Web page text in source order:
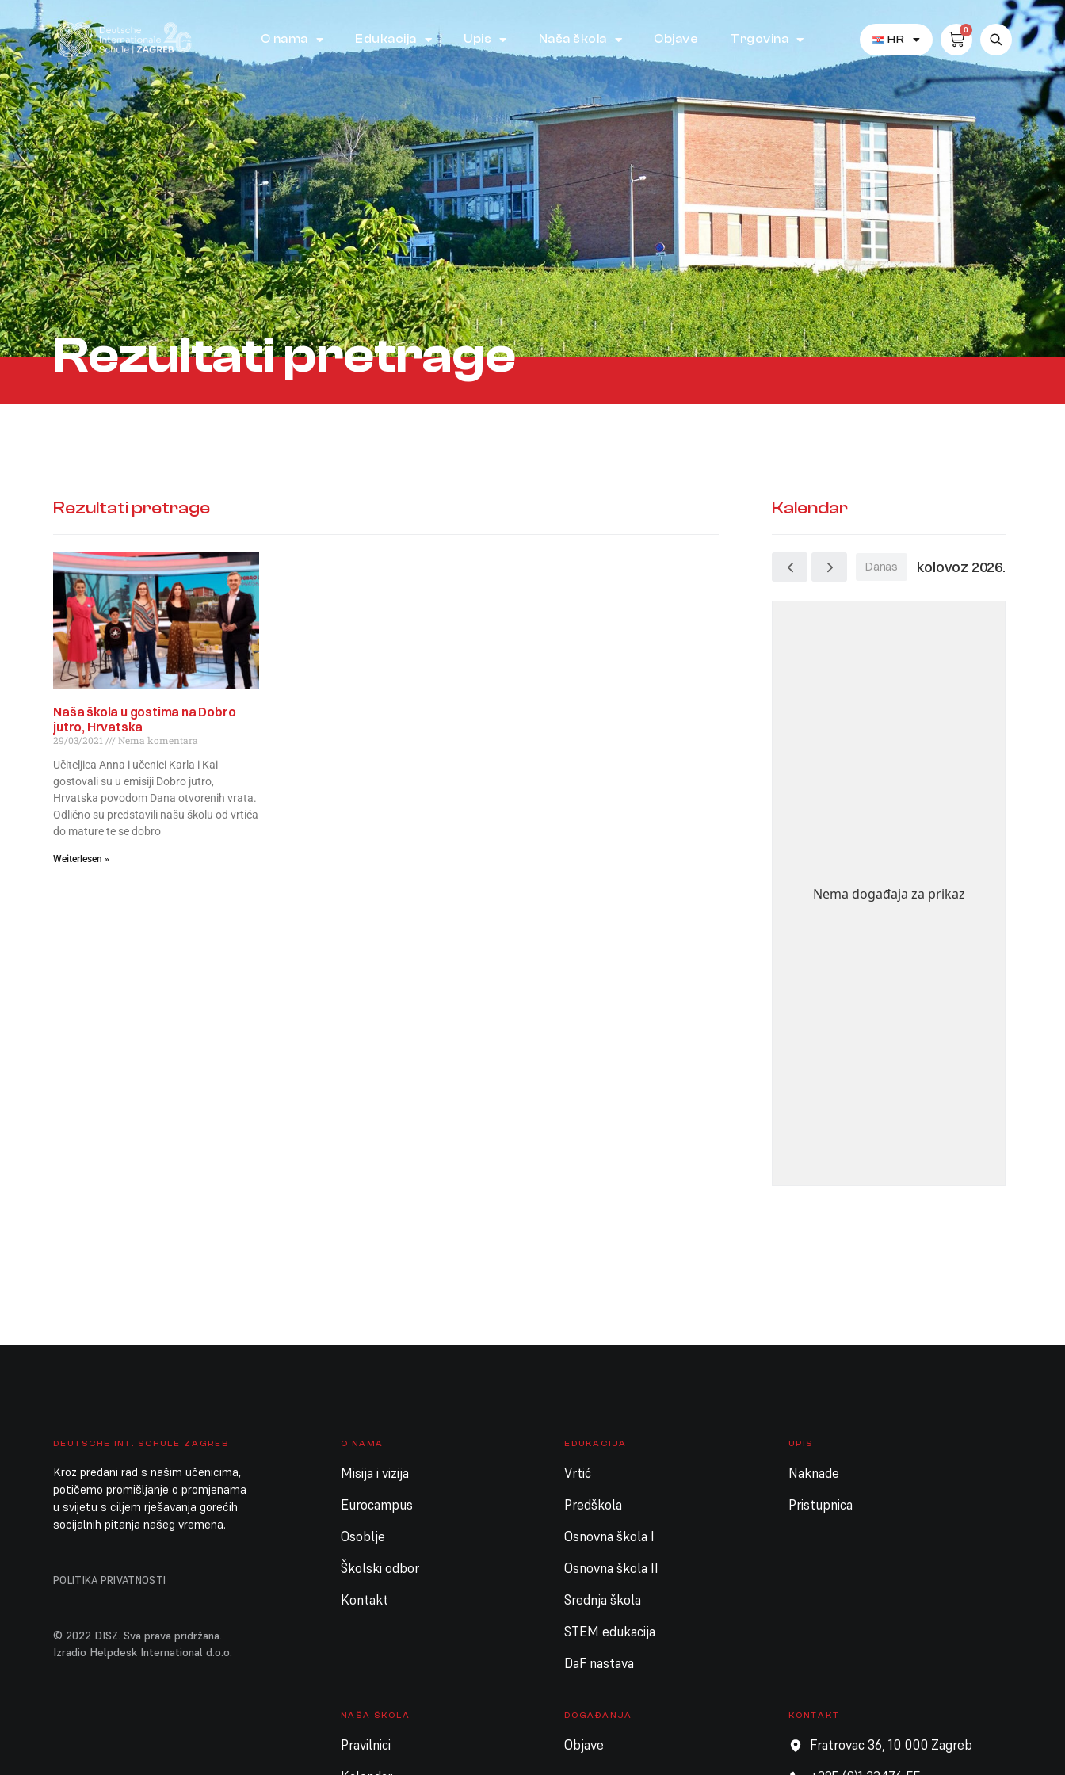
O nama Edukacija Upis Naša škola Objave Trgovina HR
0
Rezultati pretrage
Rezultati pretrage
Naša škola u gostima na Dobro
jutro, Hrvatska
29/03/2021
Nema komentara
Učiteljica Anna i učenici Karla i Kai
gostovali su u emisiji Dobro jutro,
Hrvatska povodom Dana otvorenih vrata.
Odlično su predstavili našu školu od vrtića
do mature te se dobro
Weiterlesen »
Kalendar
Danas kolovoz 2026.
Nema događaja za prikaz
DEUTSCHE INT. SCHULE ZAGREB
Kroz predani rad s našim učenicima,
potičemo promišljanje o promjenama
u svijetu s ciljem rješavanja gorećih
socijalnih pitanja našeg vremena.
POLITIKA PRIVATNOSTI
© 2022 DISZ. Sva prava pridržana.
Izradio Helpdesk International d.o.o.
O NAMA
Misija i vizija
Eurocampus
Osoblje
Školski odbor
Kontakt
EDUKACIJA
Vrtić
Predškola
Osnovna škola I
Osnovna škola II
Srednja škola
STEM edukacija
DaF nastava
UPIS
Naknade
Pristupnica
NAŠA ŠKOLA
Pravilnici
DOGAĐANJA
Objave
KONTAKT
Fratrovac 36, 10 000 Zagreb